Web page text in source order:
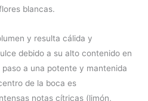
blancas.
y resulta cálida y
debido a su alto contenido en
a una potente y mantenida
de la boca es
notas cítricas (limón,